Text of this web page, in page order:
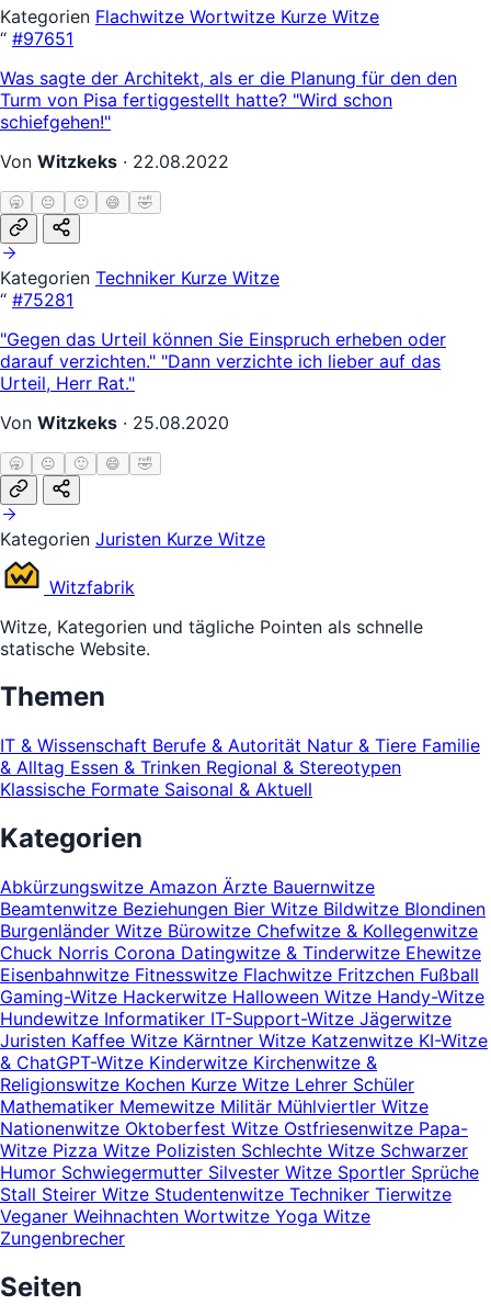
Kategorien Flachwitze Wortwitze Kurze Witze
“ #97651
Was sagte der Architekt, als er die Planung für den den
Turm von Pisa fertiggestellt hatte? "Wird schon
schiefgehen!"
Von Witzkeks · 22.08.2022
🥱 😐 🙂 😄 🤣
Kategorien Techniker Kurze Witze
“ #75281
"Gegen das Urteil können Sie Einspruch erheben oder
darauf verzichten." "Dann verzichte ich lieber auf das
Urteil, Herr Rat."
Von Witzkeks · 25.08.2020
🥱 😐 🙂 😄 🤣
Kategorien Juristen Kurze Witze
Witzfabrik
Witze, Kategorien und tägliche Pointen als schnelle
statische Website.
Themen
IT & Wissenschaft Berufe & Autorität Natur & Tiere Familie
& Alltag Essen & Trinken Regional & Stereotypen
Klassische Formate Saisonal & Aktuell
Kategorien
Abkürzungswitze Amazon Ärzte Bauernwitze
Beamtenwitze Beziehungen Bier Witze Bildwitze Blondinen
Burgenländer Witze Bürowitze Chefwitze & Kollegenwitze
Chuck Norris Corona Datingwitze & Tinderwitze Ehewitze
Eisenbahnwitze Fitnesswitze Flachwitze Fritzchen Fußball
Gaming-Witze Hackerwitze Halloween Witze Handy-Witze
Hundewitze Informatiker IT-Support-Witze Jägerwitze
Juristen Kaffee Witze Kärntner Witze Katzenwitze KI-Witze
& ChatGPT-Witze Kinderwitze Kirchenwitze &
Religionswitze Kochen Kurze Witze Lehrer Schüler
Mathematiker Memewitze Militär Mühlviertler Witze
Nationenwitze Oktoberfest Witze Ostfriesenwitze Papa-
Witze Pizza Witze Polizisten Schlechte Witze Schwarzer
Humor Schwiegermutter Silvester Witze Sportler Sprüche
Stall Steirer Witze Studentenwitze Techniker Tierwitze
Veganer Weihnachten Wortwitze Yoga Witze
Zungenbrecher
Seiten